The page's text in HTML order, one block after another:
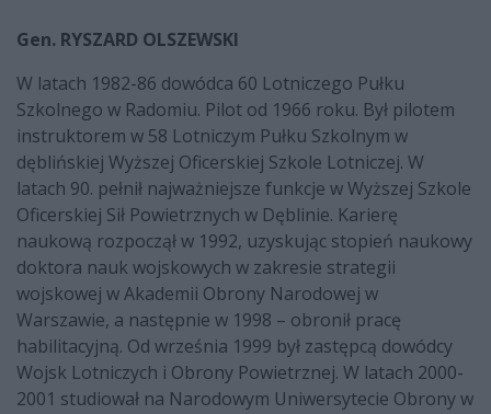
Gen. RYSZARD OLSZEWSKI
W latach 1982-86 dowódca 60 Lotniczego Pułku
Szkolnego w Radomiu. Pilot od 1966 roku. Był pilotem
instruktorem w 58 Lotniczym Pułku Szkolnym w
dęblińskiej Wyższej Oficerskiej Szkole Lotniczej. W
latach 90. pełnił najważniejsze funkcje w Wyższej Szkole
Oficerskiej Sił Powietrznych w Dęblinie. Karierę
naukową rozpoczął w 1992, uzyskując stopień naukowy
doktora nauk wojskowych w zakresie strategii
wojskowej w Akademii Obrony Narodowej w
Warszawie, a następnie w 1998 – obronił pracę
habilitacyjną. Od września 1999 był zastępcą dowódcy
Wojsk Lotniczych i Obrony Powietrznej. W latach 2000-
2001 studiował na Narodowym Uniwersytecie Obrony w